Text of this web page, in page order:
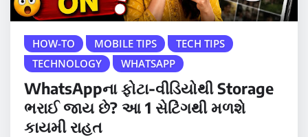
HOW-TO MOBILE TIPS
TECH TIPS
TECHNOLOGY
WHATSAPP
WhatsAppના ફોટા-વીડિયોથી Storage
ભરાઈ જાય છે? આ 1 સેટિંગથી મળશે
કાયમી રાહત